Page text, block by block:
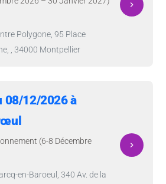
Polygone, 95 Place
, 34000 Montpellier
navigate_next
08/12/2026 à
(6-8 Décembre
en-Baroeul, 340 Av. de la
navigate_next